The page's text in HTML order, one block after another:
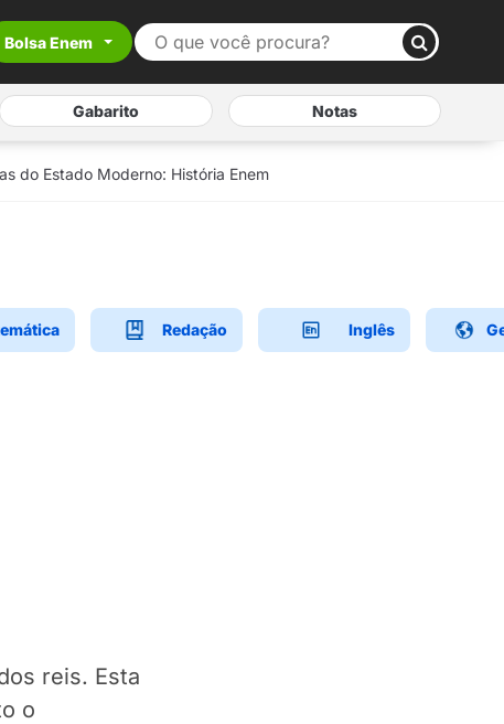
Bolsa Enem
Gabarito Notas
do Estado Moderno: História Enem
Redação Inglês
reis. Esta
o